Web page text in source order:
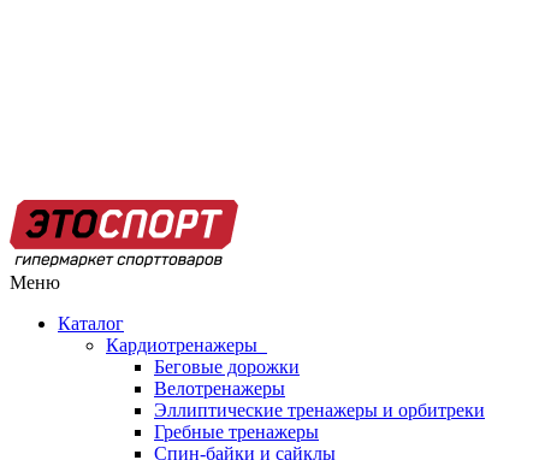
Меню
Каталог
Кардиотренажеры
Беговые дорожки
Велотренажеры
Эллиптические тренажеры и орбитреки
Гребные тренажеры
Спин-байки и сайклы